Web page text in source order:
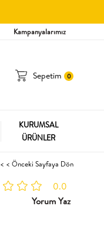
Kampanyalarımız
Sepetim 0
KURUMSAL
ÜRÜNLER
< < Önceki Sayfaya Dön
0.0
Yorum Yaz